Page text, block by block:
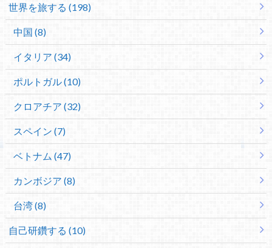
世界を旅する (198)
中国 (8)
イタリア (34)
ポルトガル (10)
クロアチア (32)
スペイン (7)
ベトナム (47)
カンボジア (8)
台湾 (8)
自己研鑽する (10)